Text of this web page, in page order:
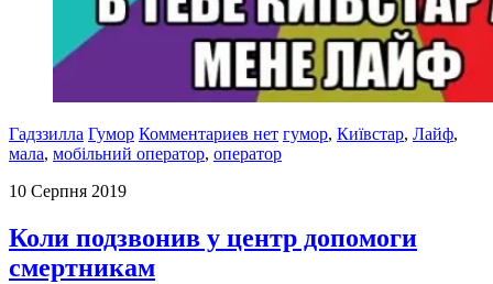
Гадззилла Гумор Комментариев нет гумор, Київстар, Лайф,
мала, мобільний оператор, оператор
10 Серпня 2019
Коли подзвонив у центр допомоги
смертникам